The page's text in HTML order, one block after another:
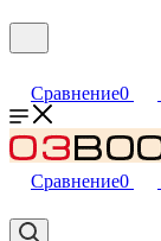
Сравнение0
Сравнение0